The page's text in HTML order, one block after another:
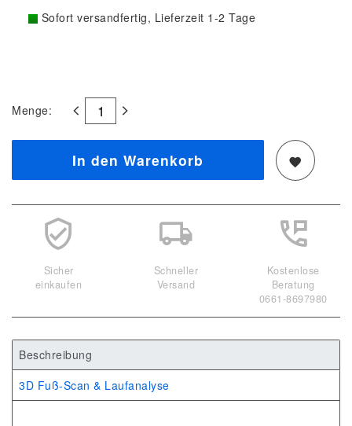
Sofort versandfertig, Lieferzeit 1-2 Tage
Menge:
In den Warenkorb
Sicher
einkaufen
Schneller
Versand
Kostenlose
Beratung
0661-8697980
Beschreibung
3D Fuß-Scan & Laufanalyse